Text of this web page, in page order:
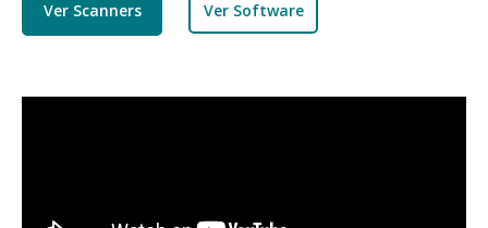
Ver Scanners Ver Software